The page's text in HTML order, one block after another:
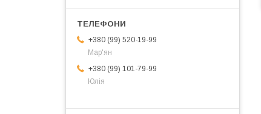
+380 (99) 520-19-99
Мар'ян
+380 (99) 101-79-99
Юлія